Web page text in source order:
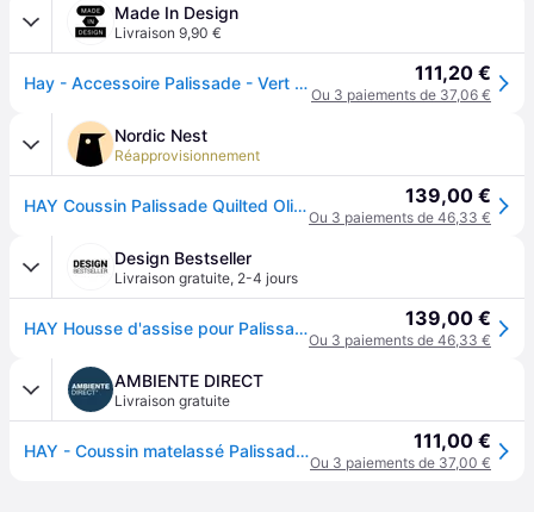
Made In Design
Livraison 9,90 €
Hay - Accessoire Palissade - Vert - Mousse - Designer Ronan & Erwan Bouroullec 111,20 €
Ou 3 paiements de 37,06 €
Nordic Nest
Réapprovisionnement
HAY Coussin Palissade Quilted Olive, till Dining bänk 139,00 €
Ou 3 paiements de 46,33 €
Design Bestseller
Livraison gratuite, 2-4 jours
HAY Housse d'assise pour Palissade Dining Bench - olive - vert 139,00 €
Ou 3 paiements de 46,33 €
AMBIENTE DIRECT
Livraison gratuite
HAY - Coussin matelassé Palissade 107,5x104,5cm - olivgrün/wasserabweisend/für Palissade Dining Bank 111,00 €
Ou 3 paiements de 37,00 €